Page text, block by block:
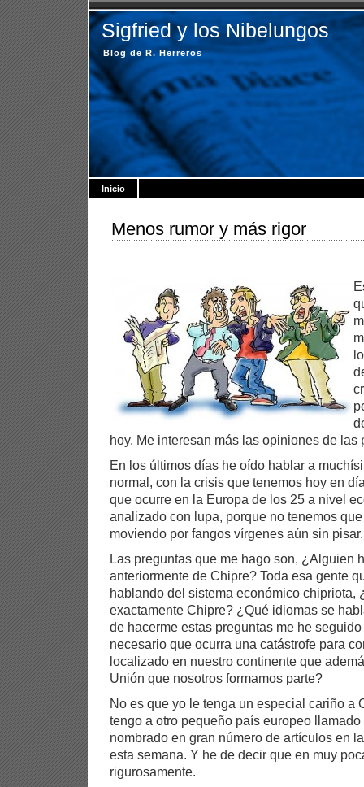
Sigfried y los Nibelungos
Blog de R. Herreros
Inicio
Menos rumor y más rigor
hoy. Me interesan más las opiniones de las
En los últimos días he oído hablar a
normal, con la crisis que tenemos hoy en
que ocurre en la Europa de los 25 a nivel
analizado con lupa, porque no tenemos
moviendo por fangos vírgenes aún sin pisar.
Las preguntas que me hago son, ¿Alguien
anteriormente de Chipre? Toda esa gente
hablando del sistema económico chipriota,
exactamente Chipre? ¿Qué idiomas se
de hacerme estas preguntas me he
necesario que ocurra una catástrofe para
localizado en nuestro continente que
Unión que nosotros formamos parte?
No es que yo le tenga un especial cariño a
tengo a otro pequeño país europeo
nombrado en gran número de artículos en
esta semana. Y he de decir que en muy
rigurosamente.